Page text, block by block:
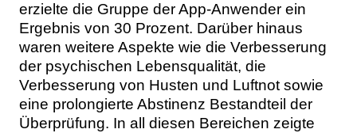
erzielte die Gruppe der App-Anwender ein
Ergebnis von 30 Prozent. Darüber hinaus
waren weitere Aspekte wie die Verbesserung
der psychischen Lebensqualität, die
Verbesserung von Husten und Luftnot sowie
eine prolongierte Abstinenz Bestandteil der
Überprüfung. In all diesen Bereichen zeigte